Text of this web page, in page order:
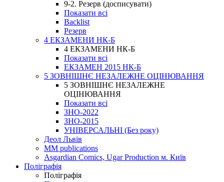
9-2. Резерв (досписувати)
Показати всі
Backlist
Резерв
4 ЕКЗАМЕНИ НК-Б
4 ЕКЗАМЕНИ НК-Б
Показати всі
ЕКЗАМЕН 2015 НК-Б
5 ЗОВНІШНЄ НЕЗАЛЕЖНЕ ОЦІНЮВАННЯ
5 ЗОВНІШНЄ НЕЗАЛЕЖНЕ
ОЦІНЮВАННЯ
Показати всі
ЗНО-2022
ЗНО-2015
УНІВЕРСАЛЬНІ (Без року)
Деол Львів
MM publications
Asgardian Comics, Ugar Production м. Київ
Поліграфія
Поліграфія